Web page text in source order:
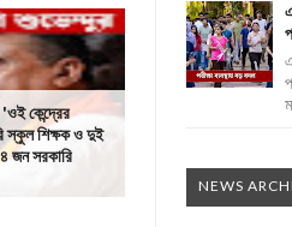
কেন্দ্রের
স্কুল শিক্ষক ও দুই
জন সরকারি
NEWS